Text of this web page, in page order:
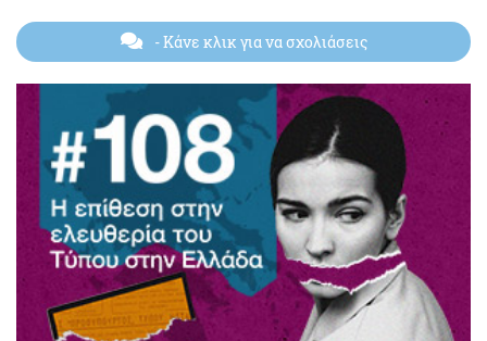
- Κάνε κλικ για να σχολιάσεις